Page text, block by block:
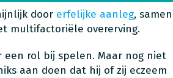
door erfelijke aanleg, samen
multifactoriële overerving.
een rol bij spelen. Maar nog niet
aan doen dat hij of zij eczeem